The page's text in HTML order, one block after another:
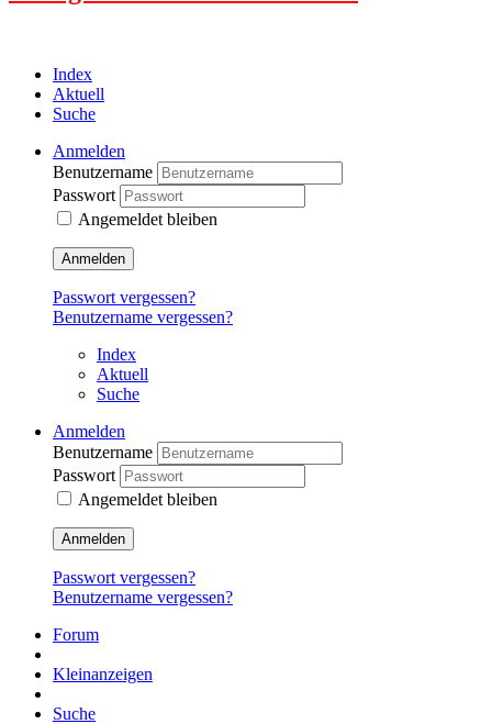
Index
Aktuell
Suche
Anmelden
Benutzername
Passwort
Angemeldet bleiben
Anmelden
Passwort vergessen?
Benutzername vergessen?
Index
Aktuell
Suche
Anmelden
Benutzername
Passwort
Angemeldet bleiben
Anmelden
Passwort vergessen?
Benutzername vergessen?
Forum
Kleinanzeigen
Suche